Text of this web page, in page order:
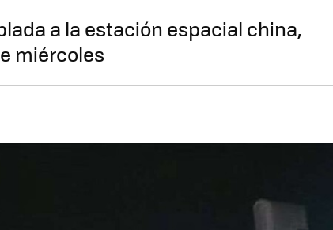
a la estación espacial china,
miércoles